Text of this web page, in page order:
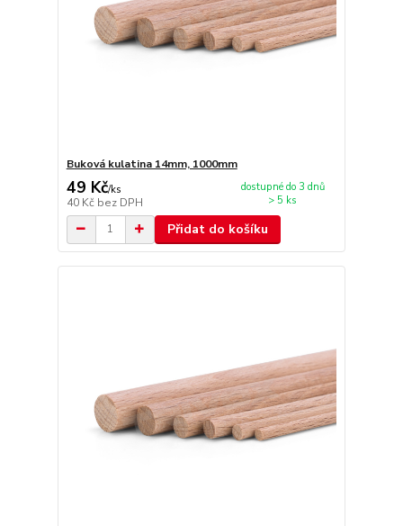
Buková kulatina 14mm, 1000mm
49 Kč/ks
40 Kč bez DPH
dostupné do 3 dnů
> 5 ks
Přidat do košíku